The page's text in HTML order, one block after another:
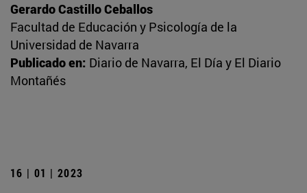
Gerardo Castillo Ceballos
Facultad de Educación y Psicología de la
Universidad de Navarra
Publicado en: Diario de Navarra, El Día y El Diario
Montañés
16 | 01 | 2023